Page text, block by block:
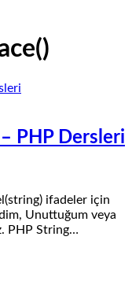
PHP Dersleri
ifadeler için
Unuttuğum veya
PHP String…